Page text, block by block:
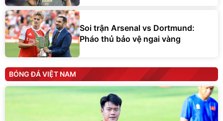
Soi trận Arsenal vs Dortmund:
Pháo thủ bảo vệ ngai vàng
BÓNG ĐÁ VIỆT NAM